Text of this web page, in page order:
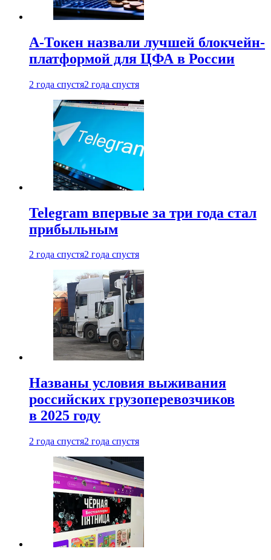
А-Токен назвали лучшей блокчейн-
платформой для ЦФА в России
2 года спустя2 года спустя
Telegram впервые за три года стал
прибыльным
2 года спустя2 года спустя
Названы условия выживания
российских грузоперевозчиков
в 2025 году
2 года спустя2 года спустя